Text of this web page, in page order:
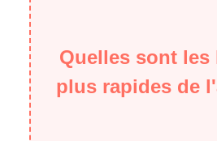
Quelles sont les
plus rapides de